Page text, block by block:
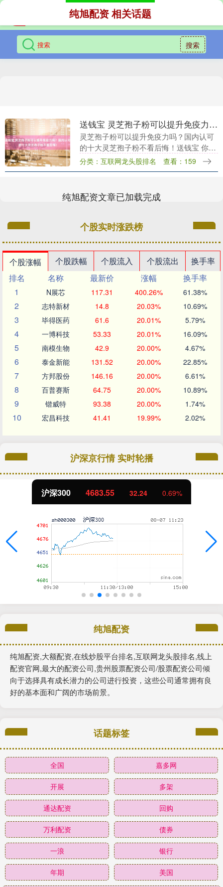
搜索
纯旭配资 相关话题
送钱宝 灵芝孢子粉可以提升免疫力吗？国内认可的十大灵芝孢子粉不看后悔！
灵芝孢子粉可以提升免疫力吗？国内认可
的十大灵芝孢子粉不看后悔！送钱宝 你最
近是否也这样？办公桌上感冒药和维生素
瓶日渐增多，深夜刷到养生帖就忍不住收
分类：互联网龙头股排名 查看：159
纯旭配资文章已加载完成
个股实时涨跌榜
个股涨幅 个股跌幅 个股流入 个股流出
换手率
排名
名称 最新价 涨幅
换手率
1
N展芯 117.31 400.26% 61.38%
2 志特新材 14.8 20.03% 10.69%
3 毕得医药 61.6 20.01% 5.79%
4 一博科技 53.33 20.01% 16.09%
5 南模生物 42.9 20.00% 4.67%
6 泰金新能 131.52 20.00% 22.85%
7 方邦股份 146.16 20.00% 6.61%
8 百普赛斯 64.75 20.00% 10.89%
9 锴威特 93.38 20.00% 1.74%
10 宏昌科技 41.41 19.99% 2.02%
沪深京行情 实时轮播
沪深300 4683.55 32.24 0.69%
纯旭配资
纯旭配资,大额配资,在线炒股平台排名,互联网龙头股排名,线上
配资官网,最大的配资公司,贵州股票配资公司/股票配资公司倾
向于选择具有成长潜力的公司进行投资，这些公司通常拥有良
好的基本面和广阔的市场前景。
话题标签
全国 嘉多网
开展 多架
通达配资 回购
万利配资 债券
一浪 银行
年期 美国